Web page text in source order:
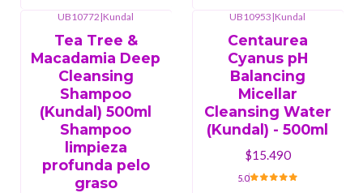
UB10772|Kundal
Tea Tree &
Macadamia Deep
Cleansing
Shampoo
(Kundal) 500ml
Shampoo
limpieza
profunda pelo
graso
UB10953|Kundal
Centaurea
Cyanus pH
Balancing
Micellar
Cleansing Water
(Kundal) - 500ml
$15.490
5.0